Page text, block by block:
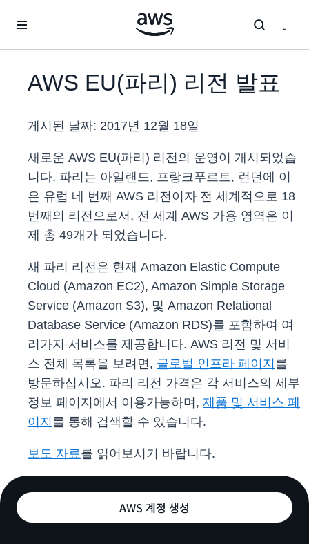
AWS EU(파리) 리전 발표
게시된 날짜: 2017년 12월 18일
새로운 AWS EU(파리) 리전의 운영이 개시되었습
니다. 파리는 아일랜드, 프랑크푸르트, 런던에 이
은 유럽 네 번째 AWS 리전이자 전 세계적으로 18
번째의 리전으로서, 전 세계 AWS 가용 영역은 이
제 총 49개가 되었습니다.
새 파리 리전은 현재 Amazon Elastic Compute
Cloud (Amazon EC2), Amazon Simple Storage
Service (Amazon S3), 및 Amazon Relational
Database Service (Amazon RDS)를 포함하여 여
러가지 서비스를 제공합니다. AWS 리전 및 서비
스 전체 목록을 보려면, 글로벌 인프라 페이지 를
방문하십시오. 파리 리전 가격은 각 서비스의 세부
정보 페이지에서 이용가능하며, 제품 및 서비스 페
이지 를 통해 검색할 수 있습니다.
보도 자료를 읽어보시기 바랍니다.
AWS 계정 생성